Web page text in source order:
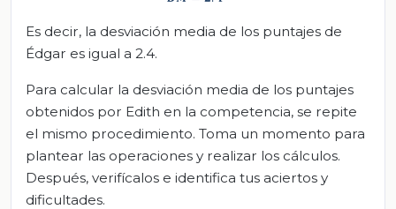
Es decir, la desviación media de los puntajes de
Édgar es igual a 2.4.
Para calcular la desviación media de los puntajes
obtenidos por Edith en la competencia, se repite
el mismo procedimiento. Toma un momento para
plantear las operaciones y realizar los cálculos.
Después, verifícalos e identifica tus aciertos y
dificultades.